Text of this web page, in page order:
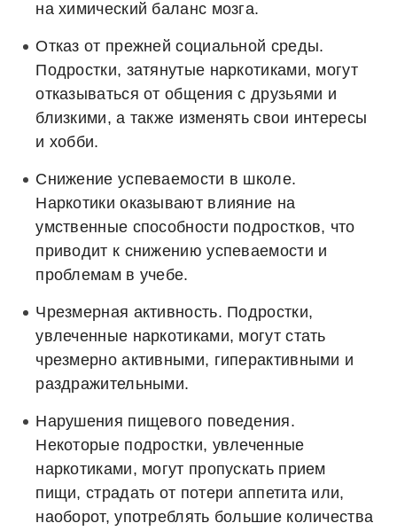
на химический баланс мозга.
Отказ от прежней социальной среды.
Подростки, затянутые наркотиками, могут
отказываться от общения с друзьями и
близкими, а также изменять свои интересы
и хобби.
Снижение успеваемости в школе.
Наркотики оказывают влияние на
умственные способности подростков, что
приводит к снижению успеваемости и
проблемам в учебе.
Чрезмерная активность. Подростки,
увлеченные наркотиками, могут стать
чрезмерно активными, гиперактивными и
раздражительными.
Нарушения пищевого поведения.
Некоторые подростки, увлеченные
наркотиками, могут пропускать прием
пищи, страдать от потери аппетита или,
наоборот, употреблять большие количества